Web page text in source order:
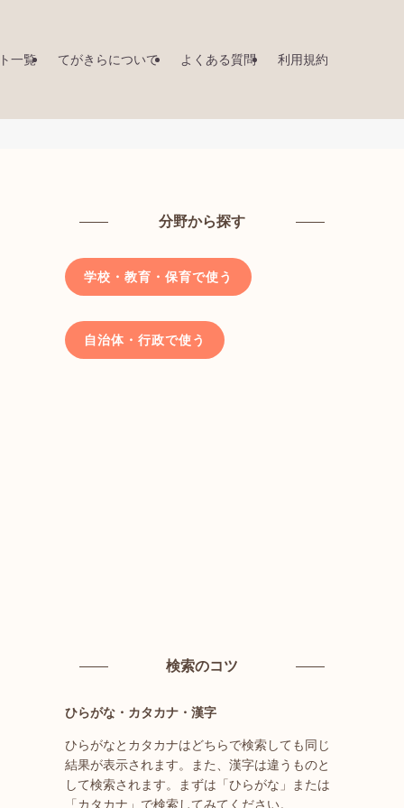
一覧 てがきらについて よくある質問 利用規約
分野から探す
学校・教育・保育で使う
自治体・行政で使う
検索のコツ
ひらがな・カタカナ・漢字
ひらがなとカタカナはどちらで検索しても同じ
結果が表示されます。また、漢字は違うものと
して検索されます。まずは「ひらがな」または
「カタカナ」で検索してみてください。